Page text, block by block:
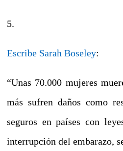
5.
Escribe Sarah Boseley:
“Unas 70.000 mujeres
más sufren daños como
seguros en países con
interrupción del embarazo,